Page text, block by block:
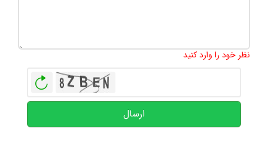
نظر خود را وارد کنید
ارسال